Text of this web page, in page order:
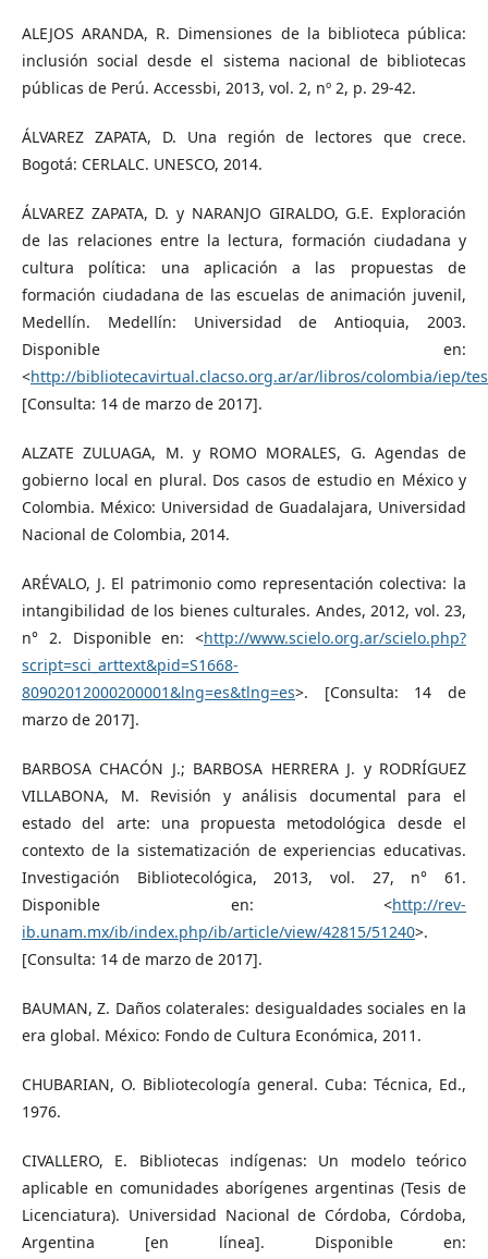
ALEJOS ARANDA, R. Dimensiones de la biblioteca pública:
inclusión social desde el sistema nacional de bibliotecas
públicas de Perú. Accessbi, 2013, vol. 2, nº 2, p. 29-42.
ÁLVAREZ ZAPATA, D. Una región de lectores que crece.
Bogotá: CERLALC. UNESCO, 2014.
ÁLVAREZ ZAPATA, D. y NARANJO GIRALDO, G.E. Exploración
de las relaciones entre la lectura, formación ciudadana y
cultura política: una aplicación a las propuestas de
formación ciudadana de las escuelas de animación juvenil,
Medellín. Medellín: Universidad de Antioquia, 2003.
Disponible en:
<http://bibliotecavirtual.clacso.org.ar/ar/libros/colombia/iep/
[Consulta: 14 de marzo de 2017].
ALZATE ZULUAGA, M. y ROMO MORALES, G. Agendas de
gobierno local en plural. Dos casos de estudio en México y
Colombia. México: Universidad de Guadalajara, Universidad
Nacional de Colombia, 2014.
ARÉVALO, J. El patrimonio como representación colectiva: la
intangibilidad de los bienes culturales. Andes, 2012, vol. 23,
n° 2. Disponible en: <http://www.scielo.org.ar/scielo.php?
script=sci_arttext&pid=S1668-
80902012000200001&lng=es&tlng=es>. [Consulta: 14 de
marzo de 2017].
BARBOSA CHACÓN J.; BARBOSA HERRERA J. y RODRÍGUEZ
VILLABONA, M. Revisión y análisis documental para el
estado del arte: una propuesta metodológica desde el
contexto de la sistematización de experiencias educativas.
Investigación Bibliotecológica, 2013, vol. 27, n° 61.
Disponible en: <http://rev-
ib.unam.mx/ib/index.php/ib/article/view/42815/51240>.
[Consulta: 14 de marzo de 2017].
BAUMAN, Z. Daños colaterales: desigualdades sociales en la
era global. México: Fondo de Cultura Económica, 2011.
CHUBARIAN, O. Bibliotecología general. Cuba: Técnica, Ed.,
1976.
CIVALLERO, E. Bibliotecas indígenas: Un modelo teórico
aplicable en comunidades aborígenes argentinas (Tesis de
Licenciatura). Universidad Nacional de Córdoba, Córdoba,
Argentina [en línea]. Disponible en: